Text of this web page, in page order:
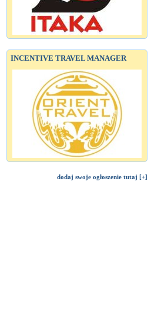
INCENTIVE TRAVEL MANAGER
dodaj swoje ogłoszenie tutaj [+]